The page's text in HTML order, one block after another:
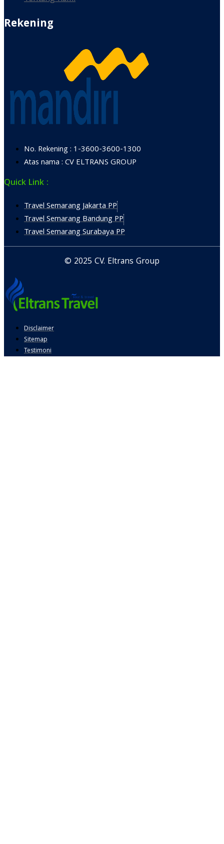
Rekening
No. Rekening : 1-3600-3600-1300
Atas nama : CV ELTRANS GROUP
Quick Link :
Travel Semarang Jakarta PP
Travel Semarang Bandung PP
Travel Semarang Surabaya PP
© 2025 CV. Eltrans Group
Disclaimer
Sitemap
Testimoni